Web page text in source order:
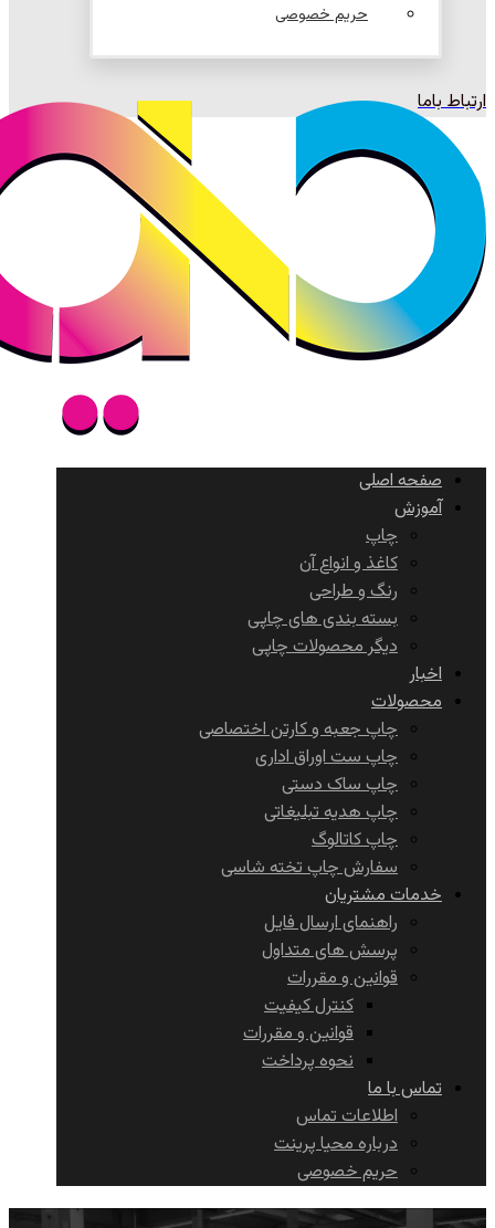
حریم خصوصی
ارتباط باما
صفحه اصلی
آموزش
چاپ
کاغذ و انواع آن
رنگ و طراحی
بسته بندی های چاپی
دیگر محصولات چاپی
اخبار
محصولات
چاپ جعبه و کارتن اختصاصی
چاپ ست اوراق اداری
چاپ ساک دستی
چاپ هدیه تبلیغاتی
چاپ کاتالوگ
سفارش چاپ تخته شاسی
خدمات مشتریان
راهنمای ارسال فایل
پرسش های متداول
قوانین و مقررات
کنترل کیفیت
قوانین و مقررات
نحوه پرداخت
تماس با ما
اطلاعات تماس
درباره محیا پرینت
حریم خصوصی